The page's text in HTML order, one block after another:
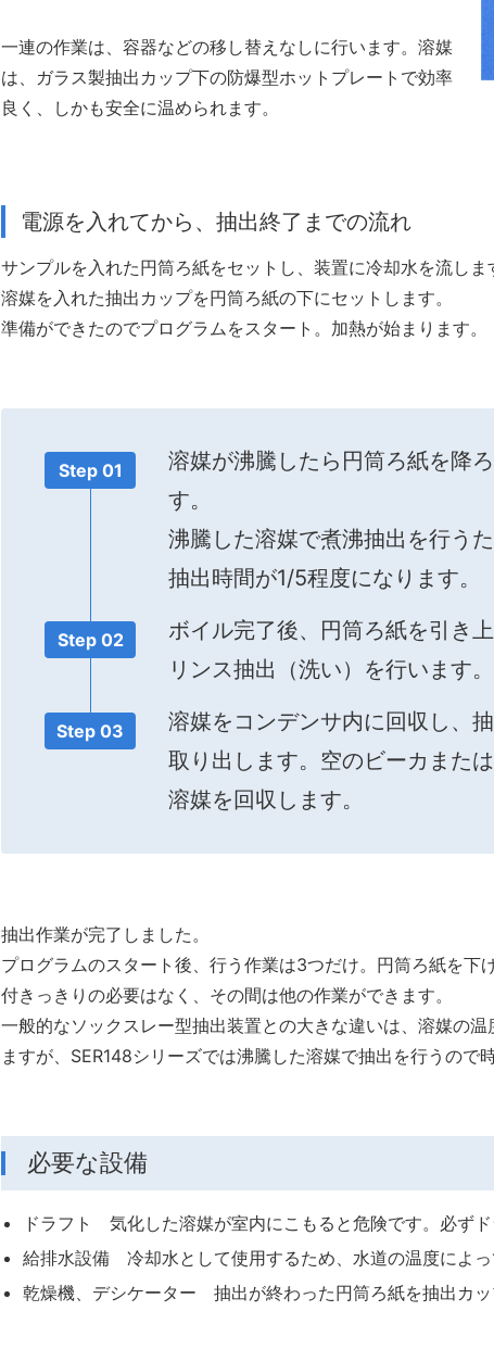
一連の作業は、容器などの移し替えなしに行います。溶媒
は、ガラス製抽出カップ下の防爆型ホットプレートで効率
良く、しかも安全に温められます。
電源を⼊れてから、抽出終了までの流れ
サンプルを⼊れた円筒ろ紙をセットし、装置に冷却⽔を流しま
溶媒を⼊れた抽出カップを円筒ろ紙の下にセットします。
準備ができたのでプログラムをスタート。加熱が始まります。
Step 01
溶媒が沸騰したら円筒ろ紙を降
す。
沸騰した溶媒で煮沸抽出を⾏う
抽出時間が1/5程度になります
Step 02
ボイル完了後、円筒ろ紙を引き
リンス抽出（洗い）を⾏います
Step 03
溶媒をコンデンサ内に回収し、
取り出します。空のビーカまた
溶媒を回収します。
抽出作業が完了しました。
プログラムのスタート後、⾏う作業は3つだけ。円筒ろ紙を
付きっきりの必要はなく、その間は他の作業ができます。
⼀般的なソックスレー型抽出装置との⼤きな違いは、溶媒の
ますが、SER148シリーズでは沸騰した溶媒で抽出を⾏うので
必要な設備
ドラフト 気化した溶媒が室内にこもると危険です。必ず
給排水設備 冷却水として使用するため、水道の温度によ
乾燥機、デシケーター 抽出が終わった円筒ろ紙を抽出カ